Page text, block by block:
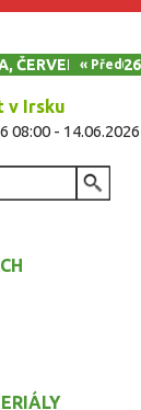
ČERVEN 13, 2026
« Před
v Irsku
08:00 -